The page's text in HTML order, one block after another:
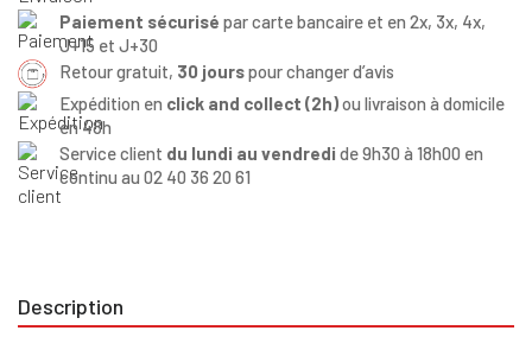
Paiement sécurisé par carte bancaire et en 2x, 3x, 4x,
J+15 et J+30
Retour gratuit, 30 jourspour changer d’avis
Expédition en click and collect (2h)ou livraison à domicile
en 48h
Service client du lundi au vendredi de 9h30 à 18h00 en
continu au 02 40 36 20 61
Description